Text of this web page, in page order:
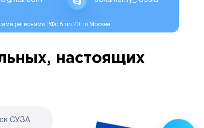
регионами РФс 8 до 20 по Москве
настоящих
CУЗА